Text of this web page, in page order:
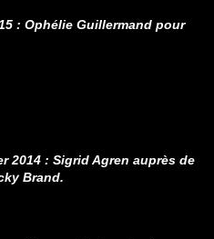
: Ophélie Guillermand pour
2014 : Sigrid Agren auprès de
Brand.